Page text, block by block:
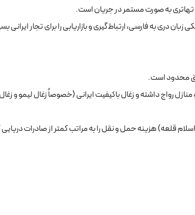
تهاتری به صورت مستمر در جریان است.
دری به فارسی، ارتباط‌گیری و بازاریابی را برای تجار ایرانی
محدود است.
منازل رواج داشته و زغال باکیفیت ایرانی (خصوصاً زغال لیمو و
قلعه) هزینه حمل و نقل را به مراتب کمتر از صادرات دریایی